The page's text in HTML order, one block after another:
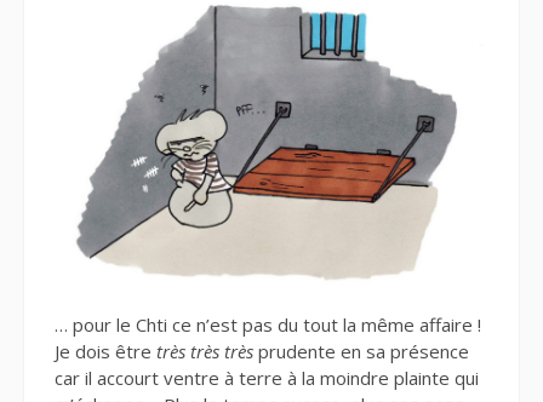
… pour le Chti ce n’est pas du tout la même affaire !
Je dois être très très très prudente en sa présence
car il accourt ventre à terre à la moindre plainte qui